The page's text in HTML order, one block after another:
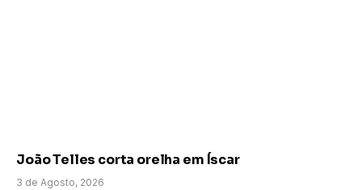
João Telles corta orelha em Íscar
3 de Agosto, 2026